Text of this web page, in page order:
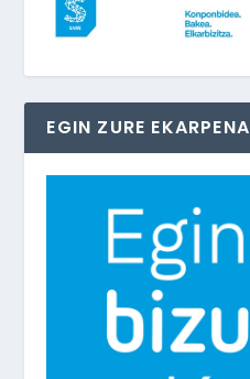
EGIN ZURE EKARPENA